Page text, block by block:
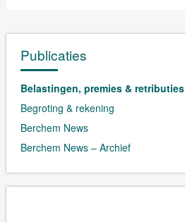
Publicaties
Belastingen, premies & retributies
Begroting & rekening
Berchem News
Berchem News – Archief